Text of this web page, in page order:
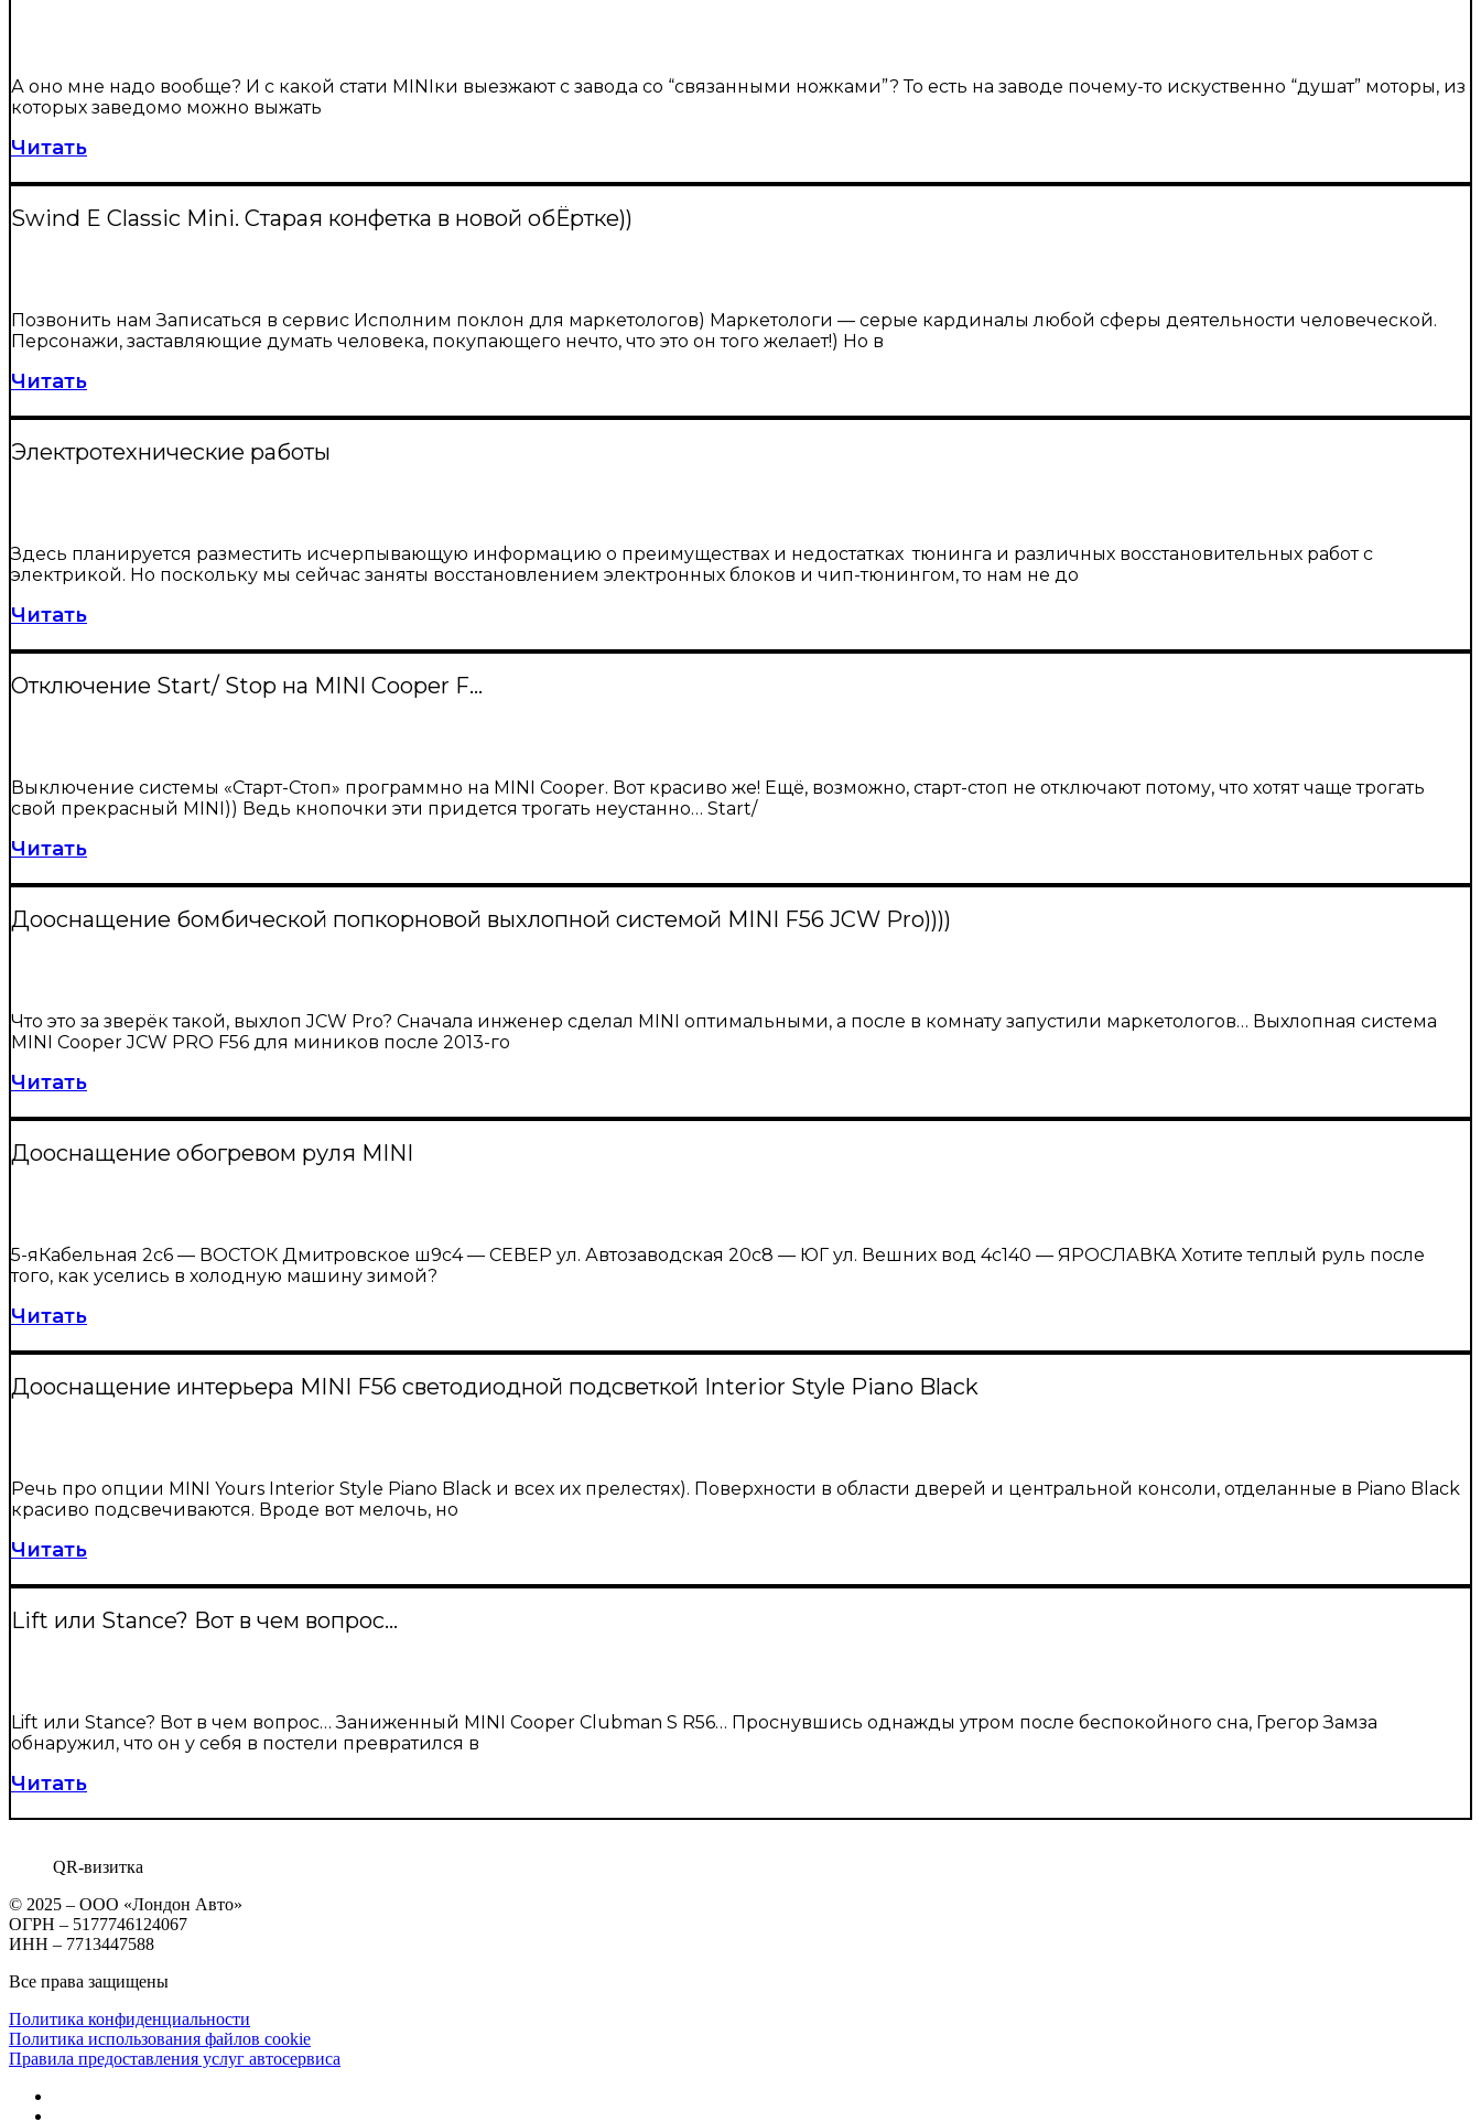
А оно мне надо вообще? И с какой стати MINIки выезжают с завода со “связанными ножками”? То есть на заводе почему-то искуственно “душат” моторы, из
которых заведомо можно выжать
Читать
Swind E Classic Mini. Старая конфетка в новой обЁртке))
Позвонить нам Записаться в сервис Исполним поклон для маркетологов) Маркетологи — серые кардиналы любой сферы деятельности человеческой.
Персонажи, заставляющие думать человека, покупающего нечто, что это он того желает!) Но в
Читать
Электротехнические работы
Здесь планируется разместить исчерпывающую информацию о преимуществах и недостатках тюнинга и различных восстановительных работ с
электрикой. Но поскольку мы сейчас заняты восстановлением электронных блоков и чип-тюнингом, то нам не до
Читать
Отключение Start/ Stop на MINI Cooper F…
Выключение системы «Старт-Стоп» программно на MINI Cooper. Вот красиво же! Ещё, возможно, старт-стоп не отключают потому, что хотят чаще трогать
свой прекрасный MINI)) Ведь кнопочки эти придется трогать неустанно… Start/
Читать
Дооснащение бомбической попкорновой выхлопной системой MINI F56 JCW Pro))))
Что это за зверёк такой, выхлоп JCW Pro? Сначала инженер сделал MINI оптимальными, а после в комнату запустили маркетологов… Выхлопная система
MINI Cooper JCW PRO F56 для миников после 2013-го
Читать
Дооснащение обогревом руля MINI
5-яКабельная 2с6 — ВОСТОК Дмитровское ш9с4 — СЕВЕР ул. Автозаводская 20с8 — ЮГ ул. Вешних вод 4с140 — ЯРОСЛАВКА Хотите теплый руль после
того, как уселись в холодную машину зимой?
Читать
Дооснащение интерьера MINI F56 светодиодной подсветкой Interior Style Piano Black
Речь про опции MINI Yours Interior Style Piano Black и всех их прелестях). Поверхности в области дверей и центральной консоли, отделанные в Piano Black
красиво подсвечиваются. Вроде вот мелочь, но
Читать
Lift или Stance? Вот в чем вопрос…
Lift или Stance? Вот в чем вопрос… Заниженный MINI Cooper Clubman S R56… Проснувшись однажды утром после беспокойного сна, Грегор Замза
обнаружил, что он у себя в постели превратился в
Читать
QR-визитка
© 2025 – ООО «Лондон Авто»
ОГРН – 5177746124067
ИНН – 7713447588
Все права защищены
Политика конфиденциальности
Политика использования файлов cookie
Правила предоставления услуг автосервиса